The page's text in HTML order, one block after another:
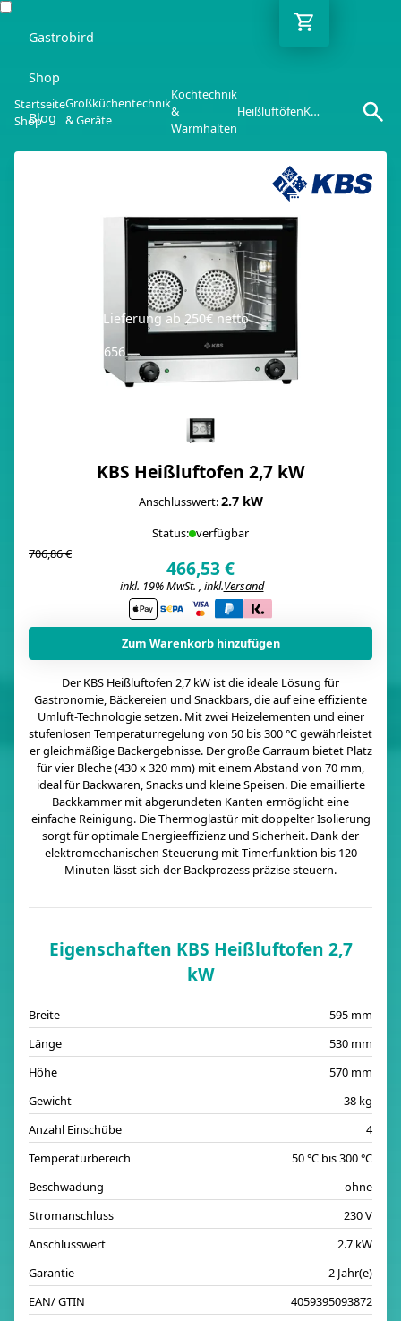
Gastrobird
Shop
Blog
Kostenlose Lieferung ab 250€ netto
03362 7000 656
Startseite
Shop
Großküchentechnik
& Geräte
Kochtechnik
&
Warmhalten
Heißluftöfen KBS Heißluftofen 2,7 KW
KBS Heißluftofen 2,7 kW
Anschlusswert:2.7 kW
Status: verfügbar
706,86 €
466,53 €
inkl. 19% MwSt. , inkl.Versand
Zum Warenkorb hinzufügen
Der KBS Heißluftofen 2,7 kW ist die ideale Lösung für
Gastronomie, Bäckereien und Snackbars, die auf eine effiziente
Umluft-Technologie setzen. Mit zwei Heizelementen und einer
stufenlosen Temperaturregelung von 50 bis 300 °C gewährleistet
er gleichmäßige Backergebnisse. Der große Garraum bietet Platz
für vier Bleche (430 x 320 mm) mit einem Abstand von 70 mm,
ideal für Backwaren, Snacks und kleine Speisen. Die emaillierte
Backkammer mit abgerundeten Kanten ermöglicht eine
einfache Reinigung. Die Thermoglastür mit doppelter Isolierung
sorgt für optimale Energieeffizienz und Sicherheit. Dank der
elektromechanischen Steuerung mit Timerfunktion bis 120
Minuten lässt sich der Backprozess präzise steuern.
Eigenschaften KBS Heißluftofen 2,7
kW
Breite
595 mm
Länge
530 mm
Höhe
570 mm
Gewicht
38 kg
Anzahl Einschübe
4
Temperaturbereich
50 °C bis 300 °C
Beschwadung
ohne
Stromanschluss
230 V
Anschlusswert
2.7 kW
Garantie
2 Jahr(e)
EAN/ GTIN
4059395093872